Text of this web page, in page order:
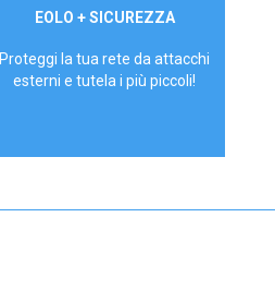
29,90€/mese
EOLO + SICUREZZA
Proteggi la tua rete da attacchi
esterni e tutela i più piccoli!